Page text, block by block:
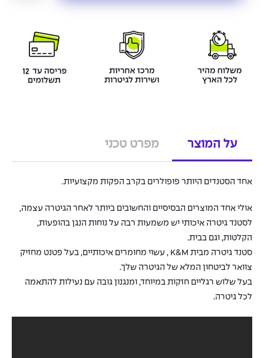
על המוצר מפרט טכני
אחד הסטנדים היותר פופולרים בקרב הפקות מקצועיות.
אולי אחד המוצרים הבסיסיים והחשובים ביותר לאחר הגיטרה עצמה,
לסטנד גיטרה איכותי יש משמעות רבה על נוחות הנגן בהופעות,
הקלטות, וגם בבית.
סטנד גיטרה מבית K&M , עשוי מחומרים איכותיים, בעל פטנט מחזיק
צוואר לביטחון המלא של הגיטרה שלך.
בעל שלוש רגליים חזקות במיוחד, ומנגנון גובה עם נעילות להתאמה
לכל גיטרה.